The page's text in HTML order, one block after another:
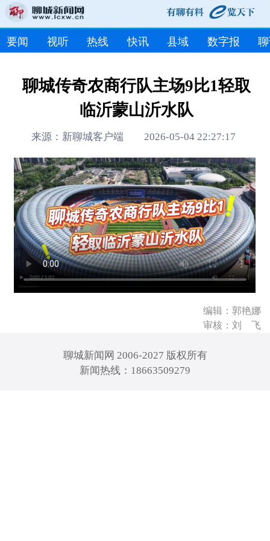
要闻 视听 热线 快讯 县域 数字报
聊城传奇农商行队主场9比1轻取
临沂蒙山沂水队
来源：新聊城客户端 2026-05-04 22:27:17
编辑：郭艳娜
审核：刘 飞
聊城新闻网 2006-2027 版权所有
新闻热线：18663509279